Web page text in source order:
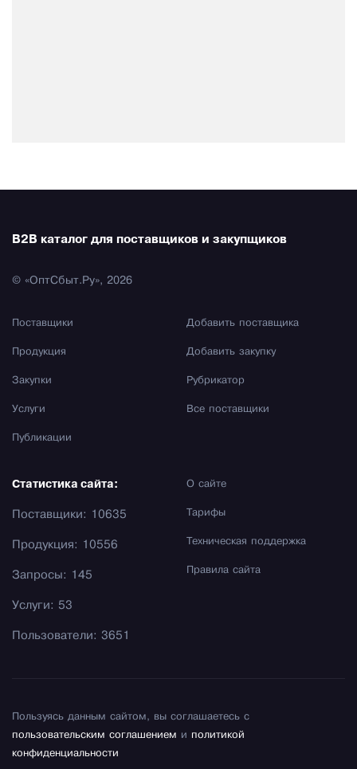
B2B каталог для поставщиков и закупщиков
© «ОптСбыт.Ру», 2026
Поставщики
Продукция
Закупки
Услуги
Публикации
Добавить поставщика
Добавить закупку
Рубрикатор
Все поставщики
О сайте
Тарифы
Техническая поддержка
Правила сайта
Статистика сайта:
Поставщики: 10635
Продукция: 10556
Запросы: 145
Услуги: 53
Пользователи: 3651
Пользуясь данным сайтом, вы соглашаетесь с
пользовательским соглашением и политикой
конфиденциальности